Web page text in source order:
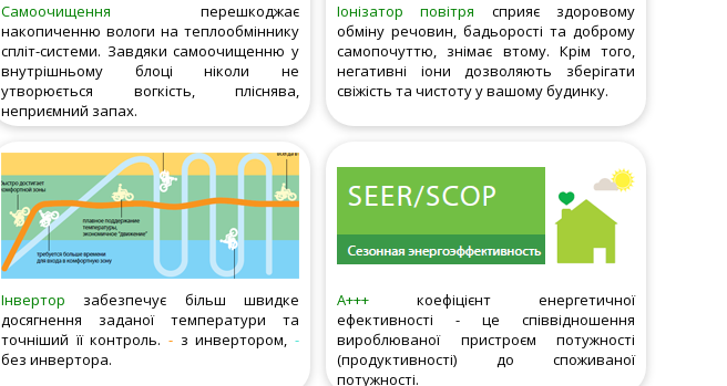
Самоочищення перешкоджає
накопиченню вологи на теплообміннику
спліт-системи. Завдяки самоочищенню у
внутрішньому блоці ніколи не
утворюється вогкість, пліснява,
неприємний запах.
Іонізатор повітря сприяє здоровому
обміну речовин, бадьорості та доброму
самопочуттю, знімає втому. Крім того,
негативні іони дозволяють зберігати
свіжість та чистоту у вашому будинку.
Інвертор забезпечує більш швидке
досягнення заданої температури та
точніший її контроль. - з инвертором, -
без инвертора.
A+++ коефіцієнт енергетичної
ефективності - це співвідношення
вироблюваної пристроєм потужності
(продуктивності) до споживаної
потужності.